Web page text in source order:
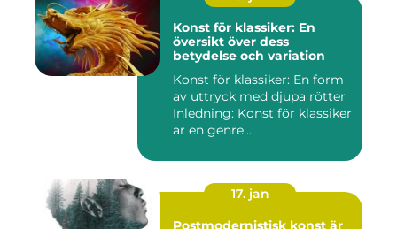
Konst för klassiker: En
översikt över dess
betydelse och variation
Konst för klassiker: En form
av uttryck med djupa rötter
Inledning: Konst för klassiker
är en genre...
17. jan
Postmodernistisk konst är